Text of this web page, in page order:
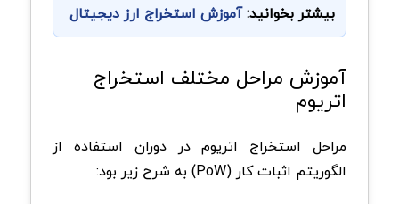
بیشتر بخوانید:آموزش استخراج ارز دیجیتال
آموزش مراحل مختلف استخراج
اتریوم
مراحل استخراج اتریوم در دوران استفاده از
الگوریتم اثبات کار (PoW) به شرح زیر بود: